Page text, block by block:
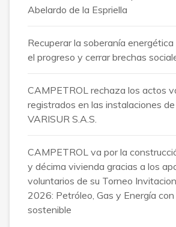
Abelardo de la Espriella
Recuperar la soberanía
el progreso y cerrar brechas
CAMPETROL rechaza los actos
registrados en las instalaciones
VARISUR S.A.S.
CAMPETROL va por la
y décima vivienda gracias a los
voluntarios de su Torneo
2026: Petróleo, Gas y Energía
sostenible